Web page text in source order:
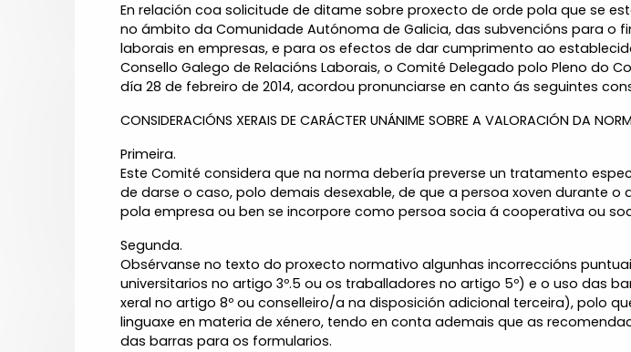
En relación coa solicitude de ditame sobre proxecto de orde pola que se
no ámbito da Comunidade Autónoma de Galicia, das subvencións para o
laborais en empresas, e para os efectos de dar cumprimento ao
Consello Galego de Relacións Laborais, o Comité Delegado polo Pleno do
día 28 de febreiro de 2014, acordou pronunciarse en canto ás seguintes
CONSIDERACIÓNS XERAIS DE CARÁCTER UNÁNIME SOBRE A VALORACIÓN DA
Primeira.
Este Comité considera que na norma debería preverse un tratamento
de darse o caso, polo demais desexable, de que a persoa xoven durante
pola empresa ou ben se incorpore como persoa socia á cooperativa ou
Segunda.
Obsérvanse no texto do proxecto normativo algunhas incorreccións
universitarios no artigo 3º.5 ou os traballadores no artigo 5º) e o uso
xeral no artigo 8º ou conselleiro/a na disposición adicional terceira), polo
linguaxe en materia de xénero, tendo en conta ademais que as
das barras para os formularios.